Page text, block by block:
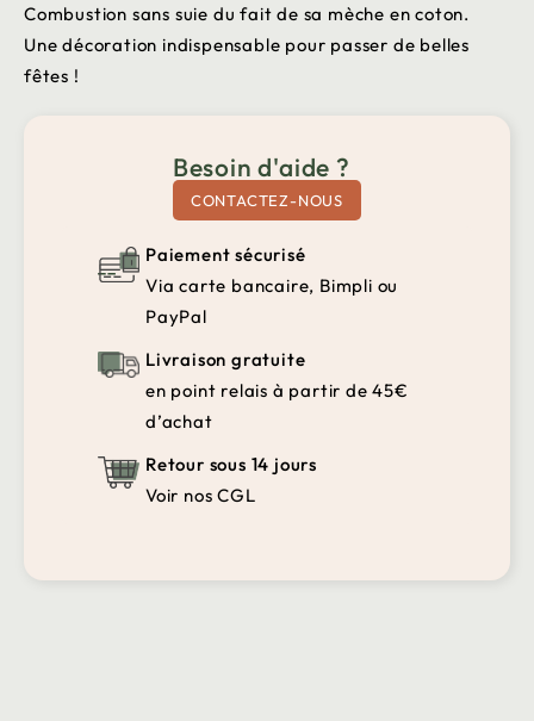
Combustion sans suie du fait de sa mèche en coton.
Une décoration indispensable pour passer de belles
fêtes !
Besoin d'aide ?
CONTACTEZ-NOUS
Paiement sécurisé
Via carte bancaire, Bimpli ou
PayPal
Livraison gratuite
en point relais à partir de 45€
d’achat
Retour sous 14 jours
Voir nos CGL